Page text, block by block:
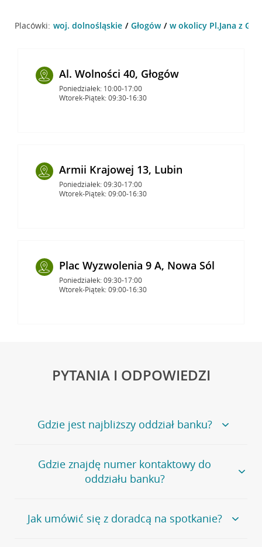
Placówki: woj. dolnośląskie Głogów w okolicy Pl.Jana z
Al. Wolności 40, Głogów
Poniedziałek: 10:00-17:00
Wtorek-Piątek: 09:30-16:30
Armii Krajowej 13, Lubin
Poniedziałek: 09:30-17:00
Wtorek-Piątek: 09:00-16:30
Plac Wyzwolenia 9 A, Nowa Sól
Poniedziałek: 09:30-17:00
Wtorek-Piątek: 09:00-16:30
PYTANIA I ODPOWIEDZI
Gdzie jest najbliższy oddział banku?
Jeśli szukasz oddziału naszego banku, zapraszamy na
stronęPlacówki i bankomaty, na której znajduje się
wygodna wyszukiwarka.
oddziałów
Gdzie znajdę numer kontaktowy do
oddziału banku?
Bank Credit Agricole nie udostępnia ogólnego numeru
telefonu do placówki bankowej.
Jak umówić się z doradcą na spotkanie?